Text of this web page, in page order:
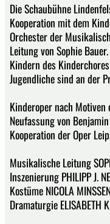
Die Schaubühne
Kooperation mit dem
Orchester der
Leitung von Sophie
Kindern des
Jugendliche sind an der
Kinderoper nach Motiven
Neufassung von
Kooperation der Oper
Musikalische Leitung
Inszenierung PHILIPP J.
Kostüme NICOLA
Dramaturgie ELISABETH